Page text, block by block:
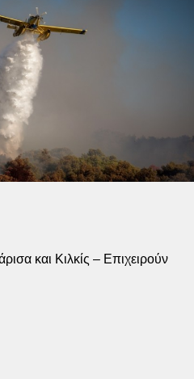
και Κιλκίς – Επιχειρούν